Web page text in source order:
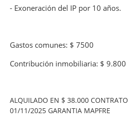
- Exoneración del IP por 10 años.
Gastos comunes: $ 7500
Contribución inmobiliaria: $
ALQUILADO EN $ 38.000
01/11/2025 GARANTIA MAPFRE